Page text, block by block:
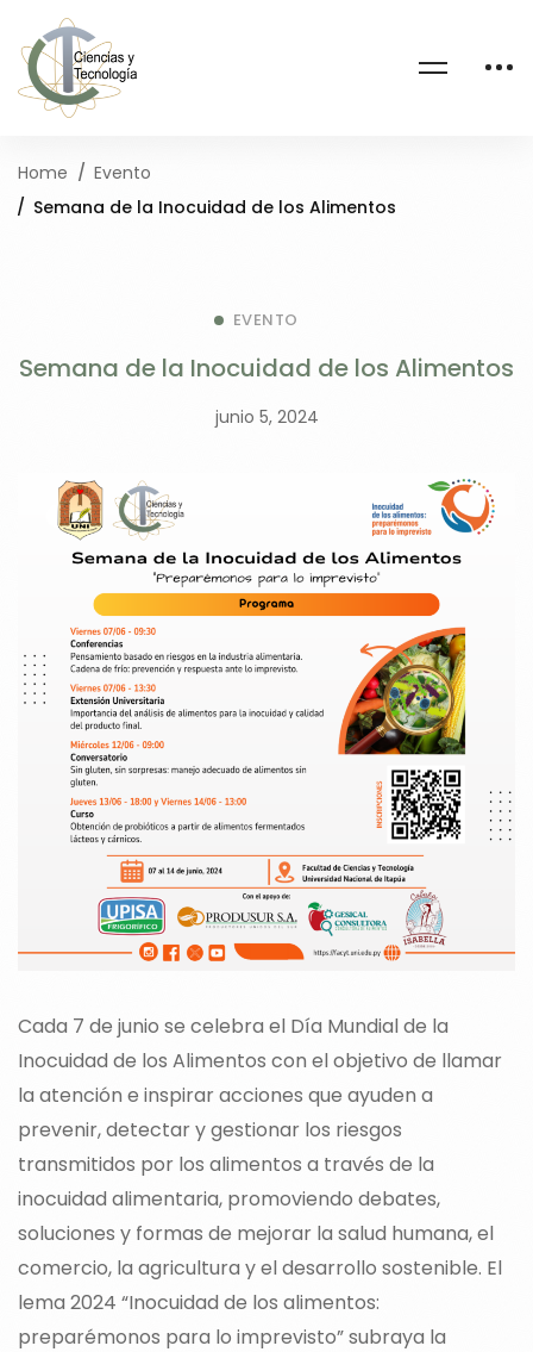
Home
Evento
Semana de la Inocuidad de los Alimentos
EVENTO
Semana de la Inocuidad de los Alimentos
junio 5, 2024
Cada 7 de junio se celebra el Día Mundial de la
Inocuidad de los Alimentos con el objetivo de llamar
la atención e inspirar acciones que ayuden a
prevenir, detectar y gestionar los riesgos
transmitidos por los alimentos a través de la
inocuidad alimentaria, promoviendo debates,
soluciones y formas de mejorar la salud humana, el
comercio, la agricultura y el desarrollo sostenible. El
lema 2024 “Inocuidad de los alimentos:
preparémonos para lo imprevisto” subraya la